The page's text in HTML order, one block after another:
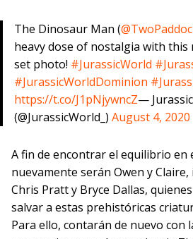
The Dinosaur Man (
heavy dose of nostalgia with this
set photo! #JurassicWorld
#JurassicWorldDominion
https://t.co/J1pNjywncZ—
(@JurassicWorld_) August 4, 2020
A fin de encontrar el equilibrio en
nuevamente serán Owen y
Chris Pratt y Bryce Dallas,
salvar a estas prehistóricas
Para ello, contarán de nuevo con